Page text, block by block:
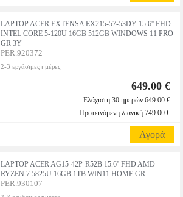
LAPTOP ACER EXTENSA EX215-57-53DY 15.6'' FHD
INTEL CORE 5-120U 16GB 512GB WINDOWS 11 PRO
GR 3Y
PER.920372
2-3 εργάσιμες ημέρες
649.00 €
Ελάχιστη 30 ημερών 649.00 €
Προτεινόμενη λιανική 749.00 €
Αγορά
LAPTOP ACER AG15-42P-R52B 15.6'' FHD AMD
RYZEN 7 5825U 16GB 1TB WIN11 HOME GR
PER.930107